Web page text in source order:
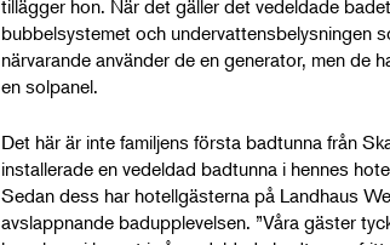
tillägger hon. När det gäller det vedeldade
bubbelsystemet och undervattensbelysningen
närvarande använder de en generator, men de
en solpanel.
Det här är inte familjens första badtunna från
installerade en vedeldad badtunna i hennes
Sedan dess har hotellgästerna på Landhaus
avslappnande badupplevelsen. ”Våra gäster